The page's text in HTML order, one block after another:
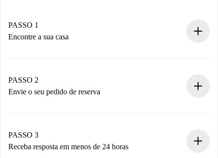
PASSO 1
Encontre a sua casa
Você tem todas as informações necessárias
antecipadamente.
PASSO 2
Envie o seu pedido de reserva
Não cobramos nada até que o proprietário confirme.
PASSO 3
Receba resposta em menos de 24 horas